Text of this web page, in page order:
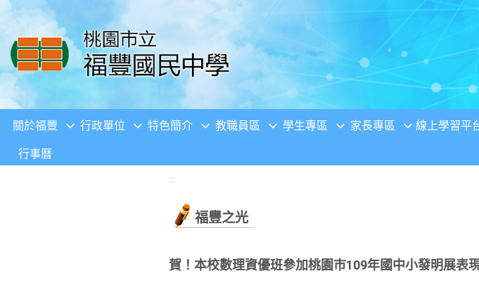
移至網頁之主要內容區位置
關於福豐 行政單位 特色簡介 教職員區 學生專區 家長專區 線上學習平
行事曆
:::
福豐之光
賀！本校數理資優班參加桃園市109年國中小發明展表